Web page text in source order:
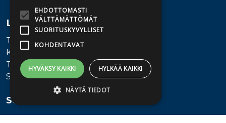
Lisätietoa
Toimitusehdot
Käyttöohjeet
Tietosuojaseloste
Saavutettavuusseloste
Seuraa meitä
EHDOTTOMASTI
VÄLTTÄMÄTTÖMÄT
SUORITUSKYVYLLISET
KOHDENTAVAT
HYVÄKSY KAIKKI HYLKÄÄ KAIKKI
NÄYTÄ TIEDOT